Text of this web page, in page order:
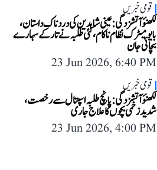
قومی خبریں
لکھنؤ آتشزدگی: عینی شاہدین کی دردناک داستان،
بایومیٹرک نظام ناکام، کئی طلبہ نے تار کے سہارے
بچائی جان
23 Jun 2026, 6:40 PM
قومی خبریں
لکھنؤ آتشزدگی: پانچ طلبہ اسپتال سے رخصت،
شدید زخمی بچوں کا علاج جاری
23 Jun 2026, 4:00 PM